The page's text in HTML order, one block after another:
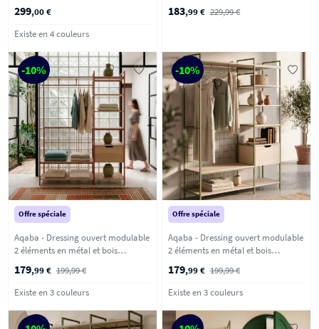
299,00 €
Existe en 4 couleurs
183,99 € 229,99 €
-10%
Offre spéciale
Aqaba - Dressing ouvert modulable
2 éléments en métal et bois
179,99 € 199,99 €
Existe en 3 couleurs
-10%
Offre spéciale
Aqaba - Dressing ouvert modulable
2 éléments en métal et bois
179,99 € 199,99 €
Existe en 3 couleurs